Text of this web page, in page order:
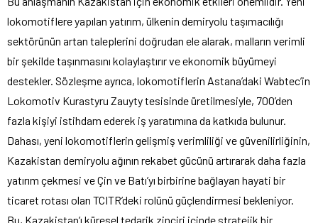
lokomotiflere yapılan yatırım, ülkenin demiryolu taşımacılığı
sektörünün artan taleplerini doğrudan ele alarak, malların verimli
bir şekilde taşınmasını kolaylaştırır ve ekonomik büyümeyi
destekler. Sözleşme ayrıca, lokomotiflerin Astana’daki Wabtec’in
Lokomotiv Kurastyru Zauyty tesisinde üretilmesiyle, 700’den
fazla kişiyi istihdam ederek iş yaratımına da katkıda bulunur.
Dahası, yeni lokomotiflerin gelişmiş verimliliği ve güvenilirliğinin,
Kazakistan demiryolu ağının rekabet gücünü artırarak daha fazla
yatırım çekmesi ve Çin ve Batı’yı birbirine bağlayan hayati bir
ticaret rotası olan TCITR’deki rolünü güçlendirmesi bekleniyor.
Bu, Kazakistan’ı küresel tedarik zinciri içinde stratejik bir